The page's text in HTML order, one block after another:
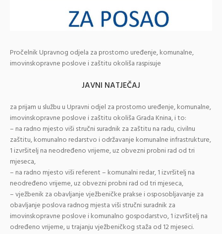
Pročelnik Upravnog odjela za prostorno uređenje, komunalne,
imovinskopravne poslove i zaštitu okoliša raspisuje
JAVNI NATJEČAJ
za prijam u službu u Upravni odjel za prostorno uređenje, komunalne,
imovinskopravne poslove i zaštitu okoliša Grada Knina, i to:
– na radno mjesto viši stručni suradnik za zaštitu na radu, civilnu
zaštitu, komunalno redarstvo i održavanje komunalne infrastrukture,
1 izvršitelj na neodređeno vrijeme, uz obvezni probni rad od tri
mjeseca,
– na radno mjesto viši referent – komunalni redar, 1 izvršitelj na
neodređeno vrijeme, uz obvezni probni rad od tri mjeseca,
– vježbenik za obavljanje vježbeničke prakse i osposobljavanje za
obavljanje poslova radnog mjesta viši stručni suradnik za
imovinskopravne poslove i komunalno gospodarstvo, 1 izvršitelj na
određeno vrijeme, u trajanju vježbeničkog staža od 12 mjeseci.